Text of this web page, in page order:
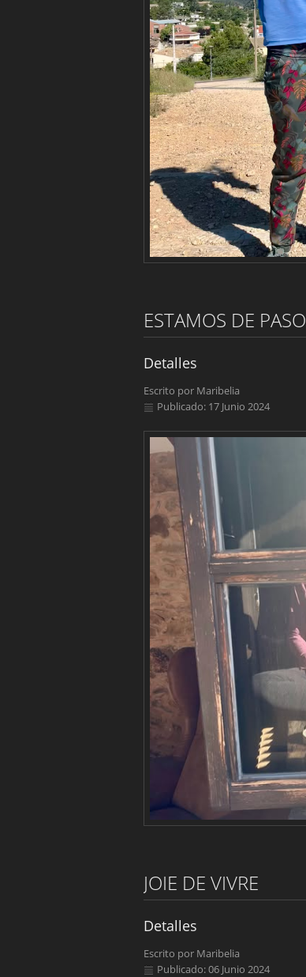
ESTAMOS DE PASO
Detalles
Escrito por Maribelia
Publicado: 17 Junio 2024
JOIE DE VIVRE
Detalles
Escrito por Maribelia
Publicado: 06 Junio 2024